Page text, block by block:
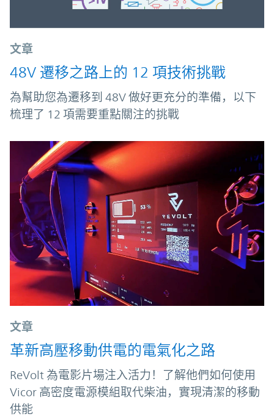
文章
48V 遷移之路上的 12 項技術挑戰
為幫助您為遷移到 48V 做好更充分的準備，以下
梳理了 12 項需要重點關注的挑戰
文章
革新高壓移動供電的電氣化之路
ReVolt 為電影片場注入活力！了解他們如何使用
Vicor 高密度電源模組取代柴油，實現清潔的移動
供能